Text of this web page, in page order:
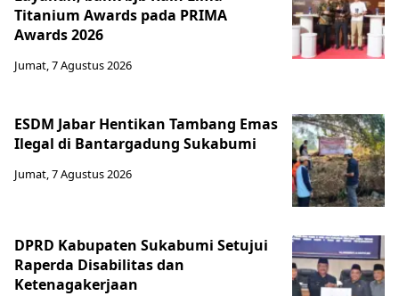
Titanium Awards pada PRIMA
Awards 2026
Jumat, 7 Agustus 2026
ESDM Jabar Hentikan Tambang Emas
Ilegal di Bantargadung Sukabumi
Jumat, 7 Agustus 2026
DPRD Kabupaten Sukabumi Setujui
Raperda Disabilitas dan
Ketenagakerjaan